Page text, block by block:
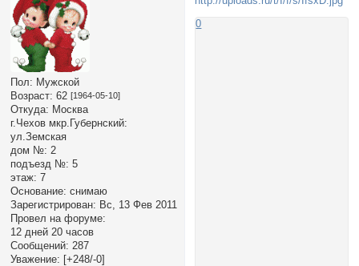
Пол: Мужской
Возраст: 62 [1964-05-10]
Откуда: Москва
г.Чехов мкр.Губернский:
ул.Земская
дом №: 2
подъезд №: 5
этаж: 7
Основание: снимаю
Зарегистрирован: Вс, 13 Фев 2011
Провел на форуме:
12 дней 20 часов
Сообщений: 287
Уважение: [+248/-0]
0